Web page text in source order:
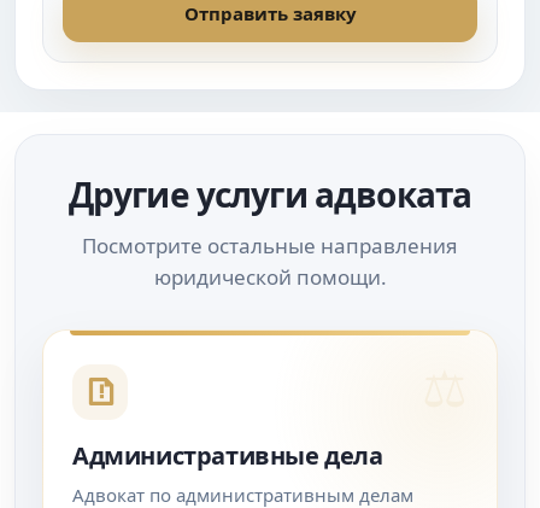
Отправить заявку
Другие услуги адвоката
Посмотрите остальные направления
юридической помощи.
Административные дела
Адвокат по административным делам